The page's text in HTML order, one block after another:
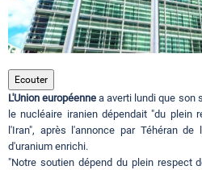
Evenements
Contact
Ecouter
L'Union européennea averti lundi que son
le nucléaire iranien dépendait "du plein
l'Iran", après l'annonce par Téhéran
d'uranium enrichi.
"Notre soutien dépend du plein respect